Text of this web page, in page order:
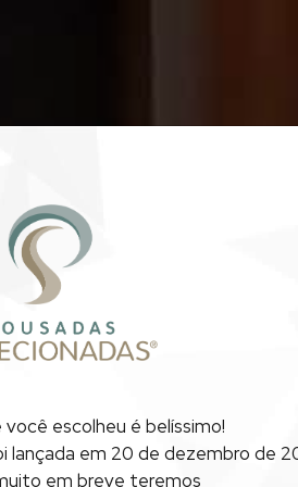
escolheu é belíssimo!
lançada em 20 de dezembro de
em breve teremos